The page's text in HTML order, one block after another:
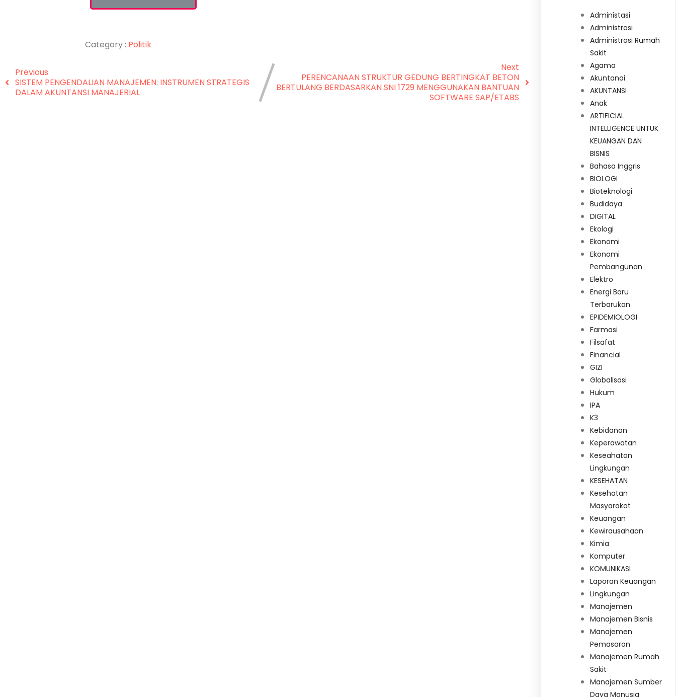
Category : Politik
Previous
SISTEM PENGENDALIAN MANAJEMEN: INSTRUMEN STRATEGIS
DALAM AKUNTANSI MANAJERIAL
Next
PERENCANAAN STRUKTUR GEDUNG BERTINGKAT BETON
BERTULANG BERDASARKAN SNI 1729 MENGGUNAKAN BANTUAN
SOFTWARE SAP/ETABS
Administasi
Administrasi
Administrasi Rumah
Sakit
Agama
Akuntanai
AKUNTANSI
Anak
ARTIFICIAL
INTELLIGENCE UNTUK
KEUANGAN DAN
BISNIS
Bahasa Inggris
BIOLOGI
Bioteknologi
Budidaya
DIGITAL
Ekologi
Ekonomi
Ekonomi
Pembangunan
Elektro
Energi Baru
Terbarukan
EPIDEMIOLOGI
Farmasi
Filsafat
Financial
GIZI
Globalisasi
Hukum
IPA
K3
Kebidanan
Keperawatan
Keseahatan
Lingkungan
KESEHATAN
Kesehatan
Masyarakat
Keuangan
Kewirausahaan
Kimia
Komputer
KOMUNIKASI
Laporan Keuangan
Lingkungan
Manajemen
Manajemen Bisnis
Manajemen
Pemasaran
Manajemen Rumah
Sakit
Manajemen Sumber
Daya Manusia